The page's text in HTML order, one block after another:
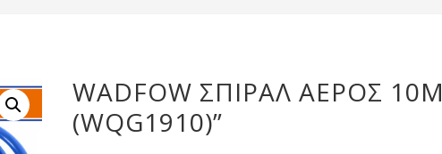
WADFOW ΣΠΙΡΑΛ ΑΕΡΟΣ 10M
(WQG1910)”